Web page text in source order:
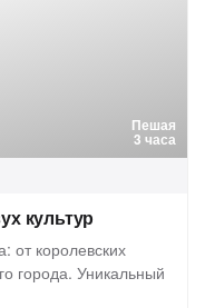
Пешая
3 часа
культур
от королевских
города. Уникальный